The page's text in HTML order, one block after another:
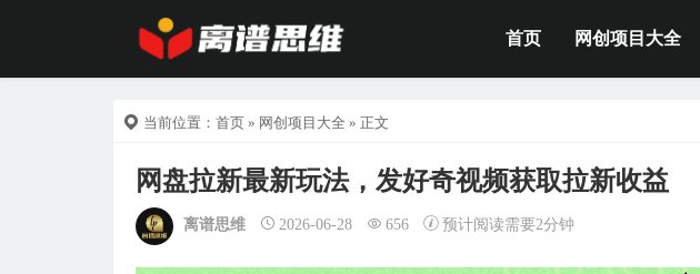
首页 网创项目大全
当前位置： 首页 » 网创项目大全 » 正文
网盘拉新最新玩法，发好奇视频获取拉新收益
离谱思维 2026-06-28 656 预计阅读需要2分钟